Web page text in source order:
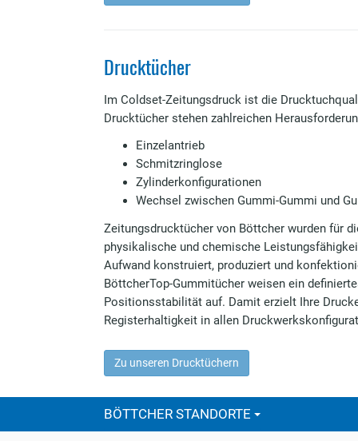
Drucktücher
Im Coldset-Zeitungsdruck ist die
Drucktücher stehen zahlreichen
Einzelantrieb
Schmitzringlose
Zylinderkonfigurationen
Wechsel zwischen Gummi-Gummi und
Zeitungsdrucktücher von Böttcher wurden für
physikalische und chemische
Aufwand konstruiert, produziert und
BöttcherTop-Gummitücher weisen ein
Positionsstabilität auf. Damit erzielt Ihre
Registerhaltigkeit in allen
Zu unseren Drucktüchern
BÖTTCHER STANDORTE